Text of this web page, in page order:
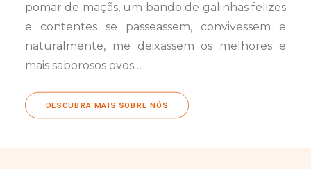
pomar de maçãs, um bando de galinhas felizes
e contentes se passeassem, convivessem e
naturalmente, me deixassem os melhores e
mais saborosos ovos…
DESCUBRA MAIS SOBRE NÓS